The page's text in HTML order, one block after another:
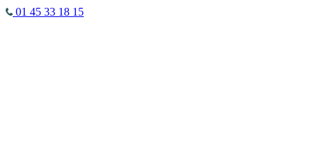
01 45 33 18 15